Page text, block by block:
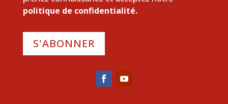
politique de confidentialité.
S'ABONNER